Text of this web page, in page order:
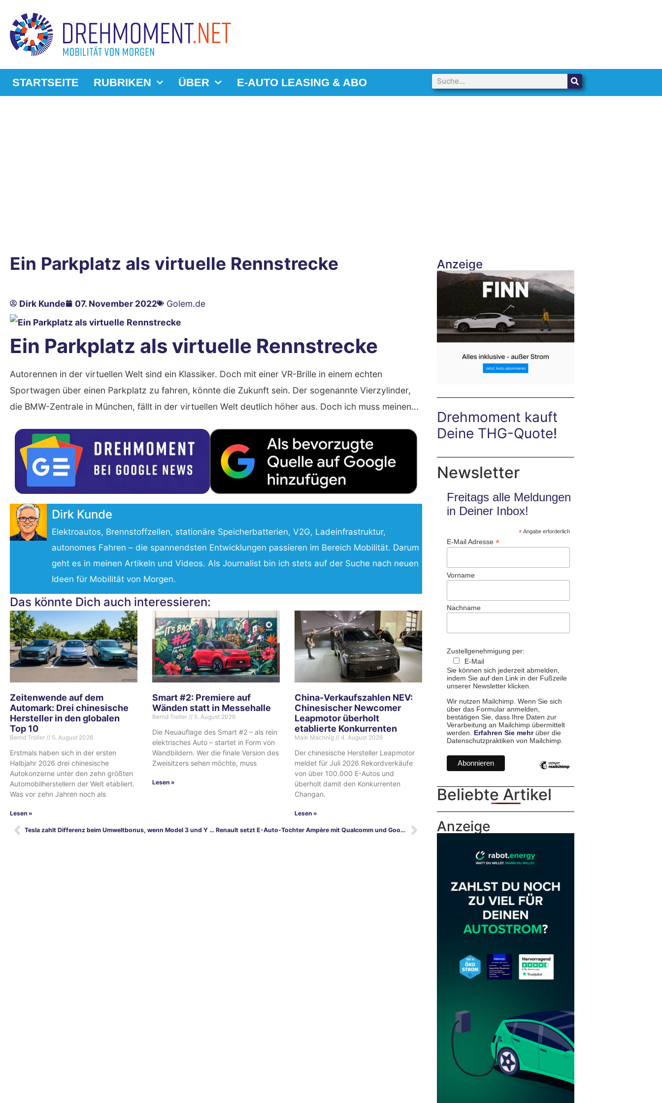
STARTSEITE RUBRIKEN ÜBER E-AUTO LEASING & ABO
Ein Parkplatz als virtuelle Rennstrecke
Dirk Kunde 07. November 2022 Golem.de
Ein Parkplatz als virtuelle Rennstrecke
Autorennen in der virtuellen Welt sind ein Klassiker. Doch mit einer VR-Brille in einem echten
Sportwagen über einen Parkplatz zu fahren, könnte die Zukunft sein. Der sogenannte Vierzylinder,
die BMW-Zentrale in München, fällt in der virtuellen Welt deutlich höher aus. Doch ich muss meinen...
Dirk Kunde
Elektroautos, Brennstoffzellen, stationäre Speicherbatterien, V2G, Ladeinfrastruktur,
autonomes Fahren – die spannendsten Entwicklungen passieren im Bereich Mobilität. Darum
geht es in meinen Artikeln und Videos. Als Journalist bin ich stets auf der Suche nach neuen
Ideen für Mobilität von Morgen.
Das könnte Dich auch interessieren:
Zeitenwende auf dem
Automark: Drei chinesische
Hersteller in den globalen
Top 10
Bernd Troller 5. August 2026
Erstmals haben sich in der ersten
Halbjahr 2026 drei chinesische
Autokonzerne unter den zehn größten
Automobilherstellern der Welt etabliert.
Was vor zehn Jahren noch als
Lesen »
Smart #2: Premiere auf
Wänden statt in Messehalle
Bernd Troller 5. August 2026
Die Neuauflage des Smart #2 – als rein
elektrisches Auto – startet in Form von
Wandbildern. Wer die finale Version des
Zweisitzers sehen möchte, muss
Lesen »
China-Verkaufszahlen NEV:
Chinesischer Newcomer
Leapmotor überholt
etablierte Konkurrenten
Maik Machnig 4. August 2026
Der chinesische Hersteller Leapmotor
meldet für Juli 2026 Rekordverkäufe
von über 100.000 E-Autos und
überholt damit den Konkurrenten
Changan.
Lesen »
Tesla zahlt Differenz beim Umweltbonus, wenn Model 3 und Y nicht rechtzeitig in 2022 ankommen Renault setzt E-Auto-Tochter Ampère mit Qualcomm und Google unter Strom
Anzeige
Drehmoment kauft
Deine THG-Quote!
Newsletter
Freitags alle Meldungen
in Deiner Inbox!
*Angabe erforderlich
E-Mail Adresse*
Vorname
Nachname
Zustellgenehmigung per:
E-Mail
Sie können sich jederzeit abmelden,
indem Sie auf den Link in der Fußzeile
unserer Newsletter klicken.
Wir nutzen Mailchimp. Wenn Sie sich
über das Formular anmelden,
bestätigen Sie, dass Ihre Daten zur
Verarbeitung an Mailchimp übermittelt
werden. Erfahren Sie mehrüber die
Datenschutzpraktiken von Mailchimp.
Beliebte Artikel
Anzeige